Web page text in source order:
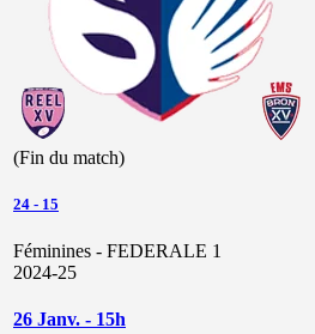
(Fin du match)
24 - 15
Féminines - FEDERALE 1
2024-25
26 Janv. - 15h